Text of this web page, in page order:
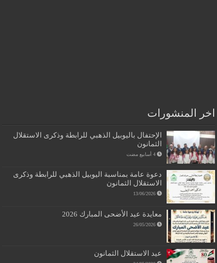
اخر المنشورات
الإحتفال باليوبيل الذهبي للرابطة وذكرى الاستقلال
الثمانون
‏4 أسابيع مضت
دعوة عامة بمناسبة اليوبيل الذهبي للرابطة وذكرى
الاستقلال الثمانون
13/06/2026
معايدة عيد الأضحى المبارك 2026
26/05/2026
عيد الاستقلال الثمانون